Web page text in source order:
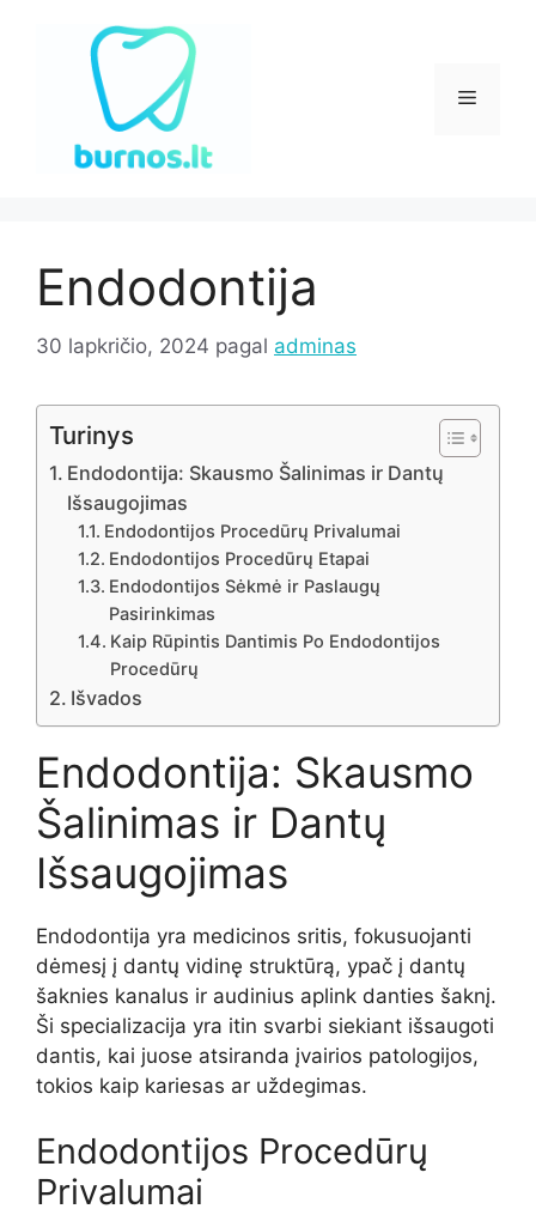
Meniu
Endodontija
30 lapkričio, 2024 pagal adminas
Turinys
Endodontija: Skausmo Šalinimas ir Dantų
Išsaugojimas
Endodontijos Procedūrų Privalumai
Endodontijos Procedūrų Etapai
Endodontijos Sėkmė ir Paslaugų
Pasirinkimas
Kaip Rūpintis Dantimis Po Endodontijos
Procedūrų
Išvados
Endodontija: Skausmo
Šalinimas ir Dantų
Išsaugojimas
Endodontija yra medicinos sritis, fokusuojanti
dėmesį į dantų vidinę struktūrą, ypač į dantų
šaknies kanalus ir audinius aplink danties šaknį.
Ši specializacija yra itin svarbi siekiant išsaugoti
dantis, kai juose atsiranda įvairios patologijos,
tokios kaip kariesas ar uždegimas.
Endodontijos Procedūrų
Privalumai